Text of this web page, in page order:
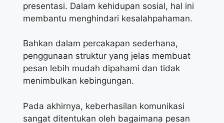
presentasi. Dalam kehidupan sosial, hal ini
membantu menghindari kesalahpahaman.
Bahkan dalam percakapan sederhana,
penggunaan struktur yang jelas membuat
pesan lebih mudah dipahami dan tidak
menimbulkan kebingungan.
Pada akhirnya, keberhasilan komunikasi
sangat ditentukan oleh bagaimana pesan